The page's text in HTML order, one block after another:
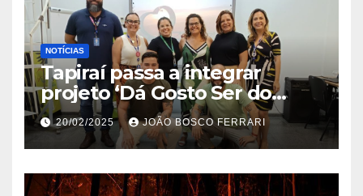
NOTÍCIAS
Tapiraí passa a integrar
projeto ‘Dá Gosto Ser do
Ribeira’ | ASN São Paulo
20/02/2025 JOÃO BOSCO FERRARI